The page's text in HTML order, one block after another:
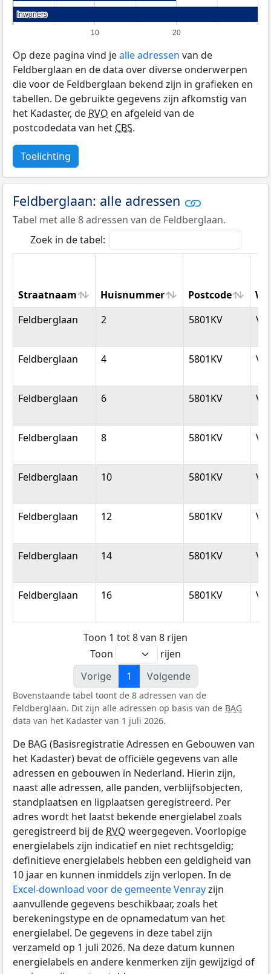
10 20
Inwoners
Inwoners
Op deze pagina vind jealle adressen van de
Feldberglaan en de data over diverse onderwerpen
die voor de Feldberglaan bekend zijn in grafieken en
tabellen. De gebruikte gegevens zijn afkomstig van
het Kadaster, deRVO en afgeleid van de
postcodedata van hetCBS.
Toelichting
Feldberglaan: alle adressen
Tabel met alle 8 adressen van de Feldberglaan.
Zoek in de tabel:
Straatnaam Huisnummer Postcode
Straatnaam
Huisnummer Postcode
Feldberglaan 2 5801KV
Feldberglaan 4 5801KV
Feldberglaan 6 5801KV
Feldberglaan 8 5801KV
Feldberglaan 10 5801KV
Feldberglaan 12 5801KV
Feldberglaan 14 5801KV
Feldberglaan 16 5801KV
Toon 1 tot 8 van 8 rijen
Toon
rijen
Vorige
1 Volgende
Bovenstaande tabel toont de 8 adressen van de
Feldberglaan. Dit zijn alle adressen op basis van de BAG
data van het Kadaster van 1 juli 2026.
De BAG (Basisregistratie Adressen en Gebouwen van
het Kadaster) bevat de officiële gegevens van alle
adressen en gebouwen in Nederland. Hierin zijn,
naast alle adressen, alle panden, verblijfsobjecten,
standplaatsen en ligplaatsen geregistreerd. Per
adres wordt het laatst bekende energielabel zoals
geregistreerd bij de RVO weergegeven. Voorlopige
energielabels zijn indicatief en niet rechtsgeldig;
definitieve energielabels hebben een geldigheid van
10 jaar en kunnen inmiddels zijn verlopen. In de
Excel-download voor de gemeente Venrayzijn
aanvullende gegevens beschikbaar, zoals het
berekeningstype en de opnamedatum van het
energielabel. De gegevens in deze tabel zijn
verzameld op 1 juli 2026. Na deze datum kunnen
energielabels en andere kenmerken zijn gewijzigd of